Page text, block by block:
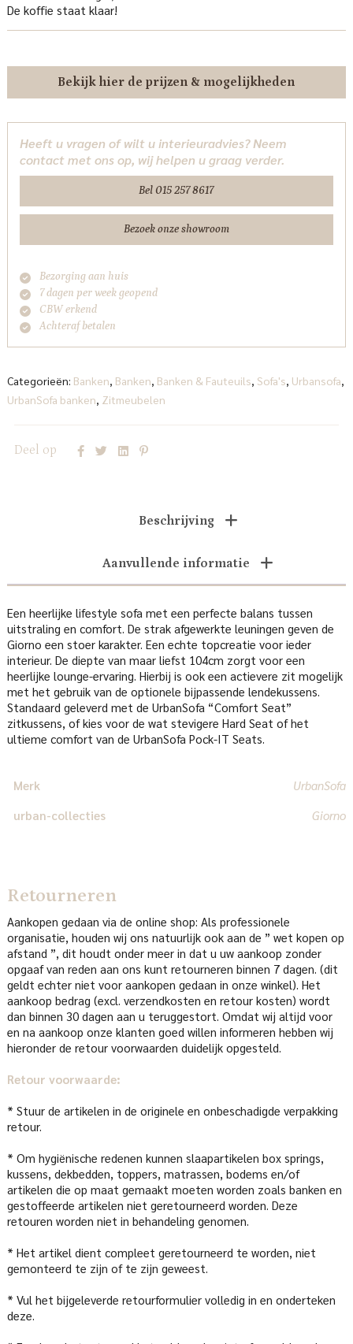
De koffie staat klaar!
Bekijk hier de prijzen & mogelijkheden
Heeft u vragen of wilt u interieuradvies? Neem
contact met ons op, wij helpen u graag verder.
Bel 015 257 8617
Bezoek onze showroom
Bezorging aan huis
7 dagen per week geopend
CBW erkend
Achteraf betalen
Categorieën: Banken Banken Banken & Fauteuils Sofa's Urbansofa
UrbanSofa banken Zitmeubelen
Deel op
Beschrijving
Aanvullende informatie
Een heerlijke lifestyle sofa met een perfecte balans tussen
uitstraling en comfort. De strak afgewerkte leuningen geven de
Giorno een stoer karakter. Een echte topcreatie voor ieder
interieur. De diepte van maar liefst 104cm zorgt voor een
heerlijke lounge-ervaring. Hierbij is ook een actievere zit mogelijk
met het gebruik van de optionele bijpassende lendekussens.
Standaard geleverd met de UrbanSofa “Comfort Seat”
zitkussens, of kies voor de wat stevigere Hard Seat of het
ultieme comfort van de UrbanSofa Pock-IT Seats.
Merk
UrbanSofa
urban-collecties
Giorno
Retourneren
Aankopen gedaan via de online shop: Als professionele
organisatie, houden wij ons natuurlijk ook aan de ” wet kopen op
afstand ”, dit houdt onder meer in dat u uw aankoop zonder
opgaaf van reden aan ons kunt retourneren binnen 7 dagen. (dit
geldt echter niet voor aankopen gedaan in onze winkel). Het
aankoop bedrag (excl. verzendkosten en retour kosten) wordt
dan binnen 30 dagen aan u teruggestort. Omdat wij altijd voor
en na aankoop onze klanten goed willen informeren hebben wij
hieronder de retour voorwaarden duidelijk opgesteld.
Retour voorwaarde:
* Stuur de artikelen in de originele en onbeschadigde verpakking
retour.
* Om hygiënische redenen kunnen slaapartikelen box springs,
kussens, dekbedden, toppers, matrassen, bodems en/of
artikelen die op maat gemaakt moeten worden zoals banken en
gestoffeerde artikelen niet geretourneerd worden. Deze
retouren worden niet in behandeling genomen.
* Het artikel dient compleet geretourneerd te worden, niet
gemonteerd te zijn of te zijn geweest.
* Vul het bijgeleverde retourformulier volledig in en onderteken
deze.